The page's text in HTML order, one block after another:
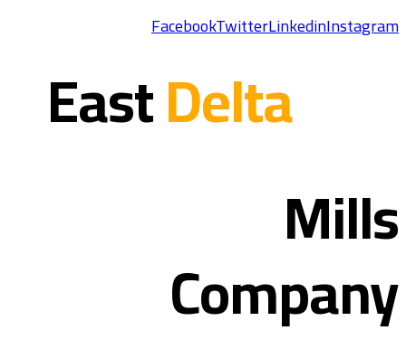
FacebookTwitterLinkedinInstagram
Delta
Mills
Company